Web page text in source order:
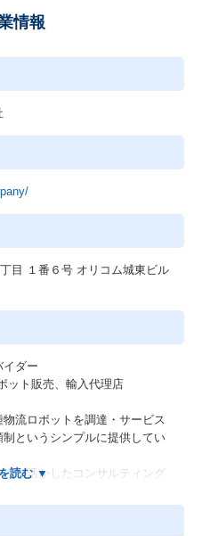
情報
目 １番６号 オリコム城東ビル
イダー
ット販売、輸入代理店
流ロボットを調達・サービス
というシンプルに提供してい
ウを活かしたコンサルティング
テムによるロボットの「簡単
ています。